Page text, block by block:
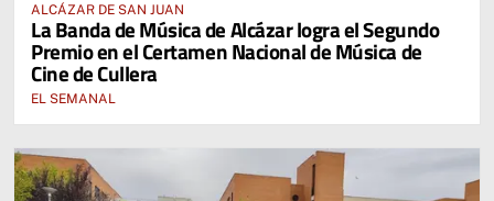
ALCÁZAR DE SAN JUAN
La Banda de Música de Alcázar logra el Segundo
Premio en el Certamen Nacional de Música de
Cine de Cullera
EL SEMANAL